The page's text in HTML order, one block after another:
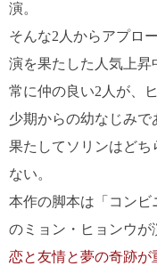
演。
そんな2人からアプロ
演を果たした人気上昇
常に仲の良い2人が、
少期からの幼なじみで
果たしてソリンはど
ない。
本作の脚本は「コンビ
のミョン・ヒョンウが
恋と友情と夢の奇跡が